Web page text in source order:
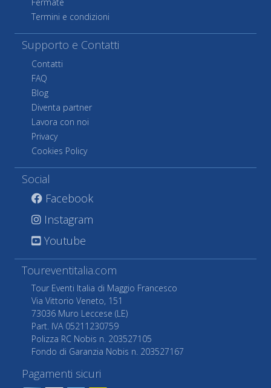
Fermate
Termini e condizioni
Supporto e Contatti
Contatti
FAQ
Blog
Diventa partner
Lavora con noi
Privacy
Cookies Policy
Social
Facebook
Instagram
Youtube
Toureventitalia.com
Tour Eventi Italia di Maggio Francesco
Via Vittorio Veneto, 151
73036 Muro Leccese (LE)
Part. IVA 05211230759
Polizza RC Nobis n. 203527105
Fondo di Garanzia Nobis n. 203527167
Pagamenti sicuri